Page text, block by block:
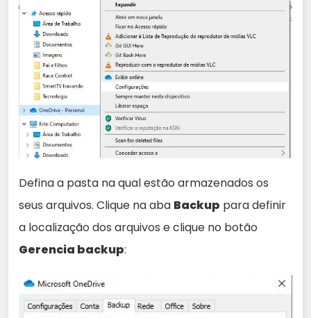
Defina a pasta na qual estão armazenados os
seus arquivos. Clique na aba Backup para definir
a localização dos arquivos e clique no botão
Gerencia backup: